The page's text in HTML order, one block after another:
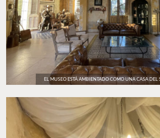
EL MUSEO ESTÁ AMBIENTADO COMO UNA CASA DEL